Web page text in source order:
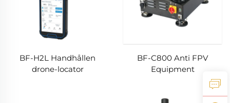
BF-H2L Handhållen
drone-locator
BF-C800 Anti FPV
Equipment